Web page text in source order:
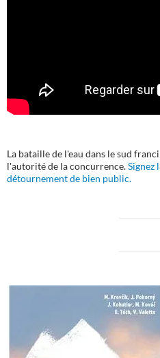
La bataille de l'eau dans le sud
l'autorité de la concurrence.Signez
détournement de bien public.